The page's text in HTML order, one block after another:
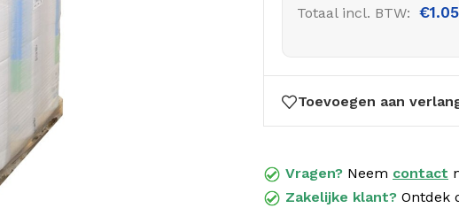
Totaal incl. BTW: €
Toevoegen aan
Vragen? Neem contact
Zakelijke klant? Ontdek